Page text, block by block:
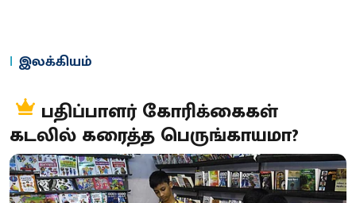
இலக்கியம்
பதிப்பாளர் கோரிக்கைகள்
கடலில் கரைத்த பெருங்காயமா?